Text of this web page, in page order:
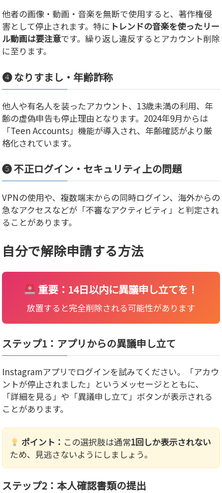
他者の画像・動画・音楽を無断で使用すると、著作権侵
害として停止されます。特に トレンドの音楽を使ったリー
ル動画は要注意です。繰り返し違反するとアカウント削除
に至ります。
❹ なりすまし・年齢詐称
他人や有名人を装ったアカウント、13歳未満の利用、年
齢の虚偽申告も停止理由となります。2024年9月からは
「Teen Accounts」機能が導入され、年齢確認がより厳
格化されています。
❺ 不正ログイン・セキュリティ上の問題
VPNの使用や、複数端末からの同時ログイン、海外からの
急なアクセスなどが「不審なアクティビティ」と判定され
ることがあります。
自分で解除申請する方法
重要：14日以内に異議申し立てを！
放置すると完全削除される可能性があります
ステップ1：アプリからの異議申し立て
Instagramアプリでログインを試みてください。「アカウ
ントが停止されました」というメッセージとともに、
「詳細を見る」や「異議申し立て」ボタンが表示される
ことがあります。
ポイント： この選択肢は通常1回しか表示されない
ため、見逃さないようにしましょう。
ステップ2：本人確認書類の提出